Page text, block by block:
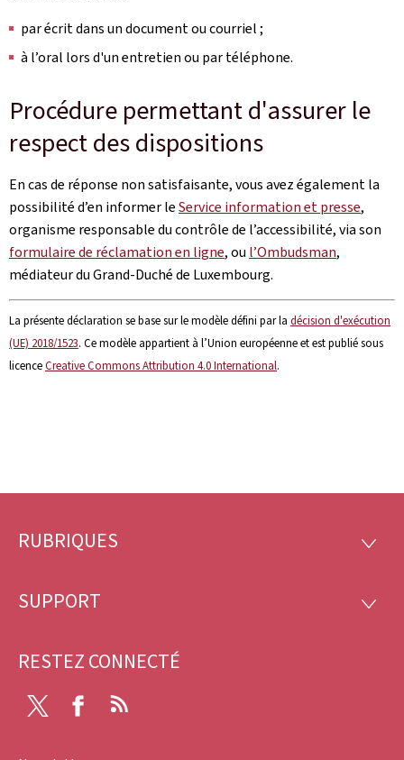
par écrit dans un document ou courriel ;
à l’oral lors d'un entretien ou par téléphone.
Procédure permettant d'assurer le
respect des dispositions
En cas de réponse non satisfaisante, vous avez également la
possibilité d’en informer leService information et presse,
organisme responsable du contrôle de l’accessibilité, via son
formulaire de réclamation en ligne, ou l’Ombudsman,
médiateur du Grand-Duché de Luxembourg.
La présente déclaration se base sur le modèle défini par la décision d'exécution
(UE) 2018/1523. Ce modèle appartient à l’Union européenne et est publié sous
licenceCreative Commons Attribution 4.0 International.
Pied
page
RUBRIQUES
SUPPORT
RESTEZ CONNECTÉ
Twitter Facebook